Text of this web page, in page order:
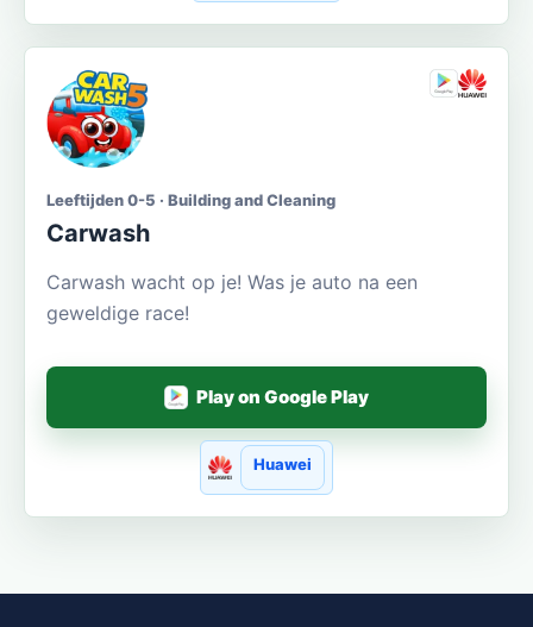
Leeftijden 0-5 · Building and Cleaning
Carwash
Carwash wacht op je! Was je auto na een
geweldige race!
Play on Google Play
Huawei